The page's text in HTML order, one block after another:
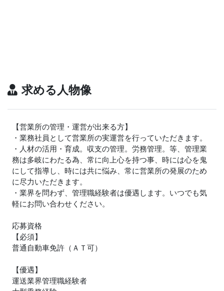
求める人物像
【営業所の管理・運営が出来る方】
・業務社員として営業所の実運営を行っていただきます。
・人材の活用・育成。収支の管理。労務管理。等、管理業
務は多岐にわたる為、常に向上心を持つ事、時には心を鬼
にして指導し、時には共に悩み、常に営業所の発展のため
に尽力いただきます。
・業界を問わず、管理職経験者は優遇します。いつでも気
軽にお問い合わせください。
応募資格
【必須】
普通自動車免許（ＡＴ可）
【優遇】
運送業界管理職経験者